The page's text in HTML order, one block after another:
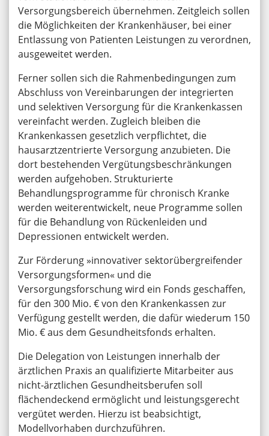
Versorgungsbereich übernehmen. Zeitgleich sollen
die Möglichkeiten der Krankenhäuser, bei einer
Entlassung von Patienten Leistungen zu verordnen,
ausgeweitet werden.
Ferner sollen sich die Rahmenbedingungen zum
Abschluss von Vereinbarungen der integrierten
und selektiven Versorgung für die Krankenkassen
vereinfacht werden. Zugleich bleiben die
Krankenkassen gesetzlich verpflichtet, die
hausarztzentrierte Versorgung anzubieten. Die
dort bestehenden Vergütungsbeschränkungen
werden aufgehoben. Strukturierte
Behandlungsprogramme für chronisch Kranke
werden weiterentwickelt, neue Programme sollen
für die Behandlung von Rückenleiden und
Depressionen entwickelt werden.
Zur Förderung »innovativer sektorübergreifender
Versorgungsformen« und die
Versorgungsforschung wird ein Fonds geschaffen,
für den 300 Mio. € von den Krankenkassen zur
Verfügung gestellt werden, die dafür wiederum 150
Mio. € aus dem Gesundheitsfonds erhalten.
Die Delegation von Leistungen innerhalb der
ärztlichen Praxis an qualifizierte Mitarbeiter aus
nicht-ärztlichen Gesundheitsberufen soll
flächendeckend ermöglicht und leistungsgerecht
vergütet werden. Hierzu ist beabsichtigt,
Modellvorhaben durchzuführen.